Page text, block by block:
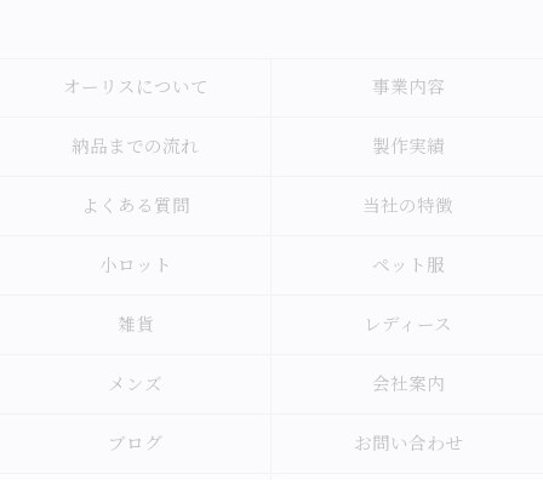
オーリスについて 事業内容
納品までの流れ 製作実績
よくある質問 当社の特徴
小ロット ペット服
雑貨 レディース
メンズ 会社案内
ブログ お問い合わせ